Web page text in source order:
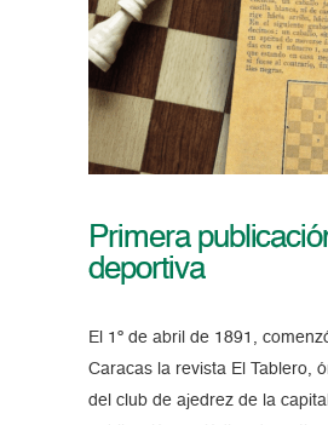
Primera
deportiva
El 1º de abril de 1891,
Caracas la revista El Tablero,
del club de ajedrez de la